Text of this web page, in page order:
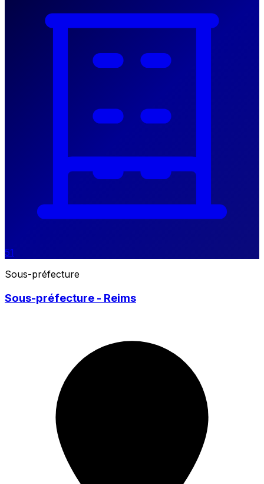
51
Sous-préfecture
Sous-préfecture - Reims